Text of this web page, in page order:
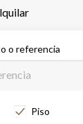
o referencia
Piso